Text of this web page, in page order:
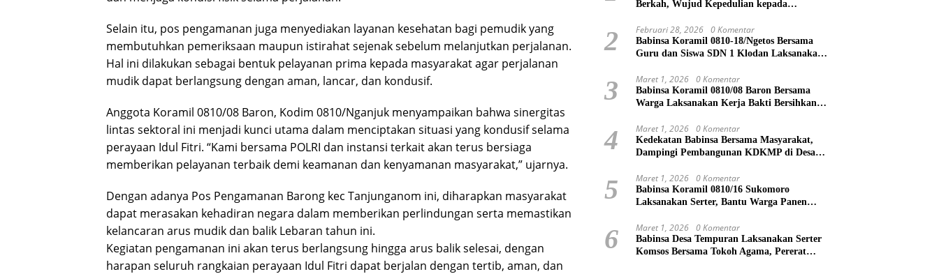
Selain itu, pos pengamanan juga menyediakan layanan kesehatan bagi pemudik yang
membutuhkan pemeriksaan maupun istirahat sejenak sebelum melanjutkan perjalanan.
Hal ini dilakukan sebagai bentuk pelayanan prima kepada masyarakat agar perjalanan
mudik dapat berlangsung dengan aman, lancar, dan kondusif.
Anggota Koramil 0810/08 Baron, Kodim 0810/Nganjuk menyampaikan bahwa sinergitas
lintas sektoral ini menjadi kunci utama dalam menciptakan situasi yang kondusif selama
perayaan Idul Fitri. “Kami bersama POLRI dan instansi terkait akan terus bersiaga
memberikan pelayanan terbaik demi keamanan dan kenyamanan masyarakat,” ujarnya.
Dengan adanya Pos Pengamanan Barong kec Tanjunganom ini, diharapkan masyarakat
dapat merasakan kehadiran negara dalam memberikan perlindungan serta memastikan
kelancaran arus mudik dan balik Lebaran tahun ini.
Kegiatan pengamanan ini akan terus berlangsung hingga arus balik selesai, dengan
harapan seluruh rangkaian perayaan Idul Fitri dapat berjalan dengan tertib, aman, dan
Berkah, Wujud Kepedulian kepada
2 Februari 28, 2026 0 Komentar
Babinsa Koramil 0810-18/Ngetos Bersama
Guru dan Siswa SDN 1 Klodan Laksanakan
Polusi Udara
3 Maret 1, 2026 0 Komentar
Babinsa Koramil 0810/08 Baron Bersama
Warga Laksanakan Kerja Bakti Bersihkan
4 Maret 1, 2026 0 Komentar
Kedekatan Babinsa Bersama Masyarakat,
Dampingi Pembangunan KDKMP di Desa
5 Maret 1, 2026 0 Komentar
Babinsa Koramil 0810/16 Sukomoro
Laksanakan Serter, Bantu Warga Panen
6 Maret 1, 2026 0 Komentar
Babinsa Desa Tempuran Laksanakan Serter
Komsos Bersama Tokoh Agama, Pererat